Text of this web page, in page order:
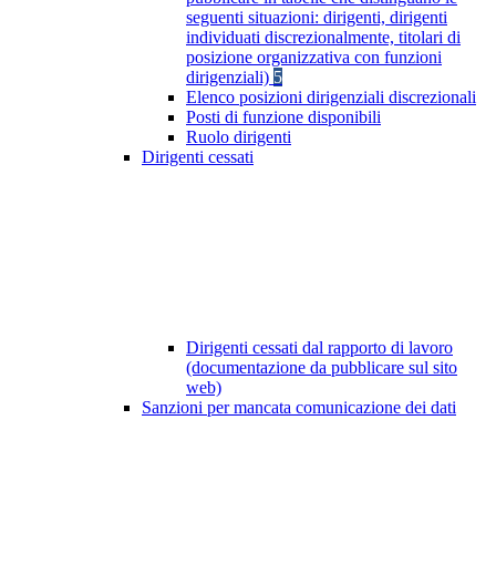
seguenti situazioni: dirigenti, dirigenti
individuati discrezionalmente, titolari di
posizione organizzativa con funzioni
dirigenziali) 5
Elenco posizioni dirigenziali discrezionali
Posti di funzione disponibili
Ruolo dirigenti
Dirigenti cessati
Dirigenti cessati dal rapporto di lavoro
(documentazione da pubblicare sul sito
web)
Sanzioni per mancata comunicazione dei dati